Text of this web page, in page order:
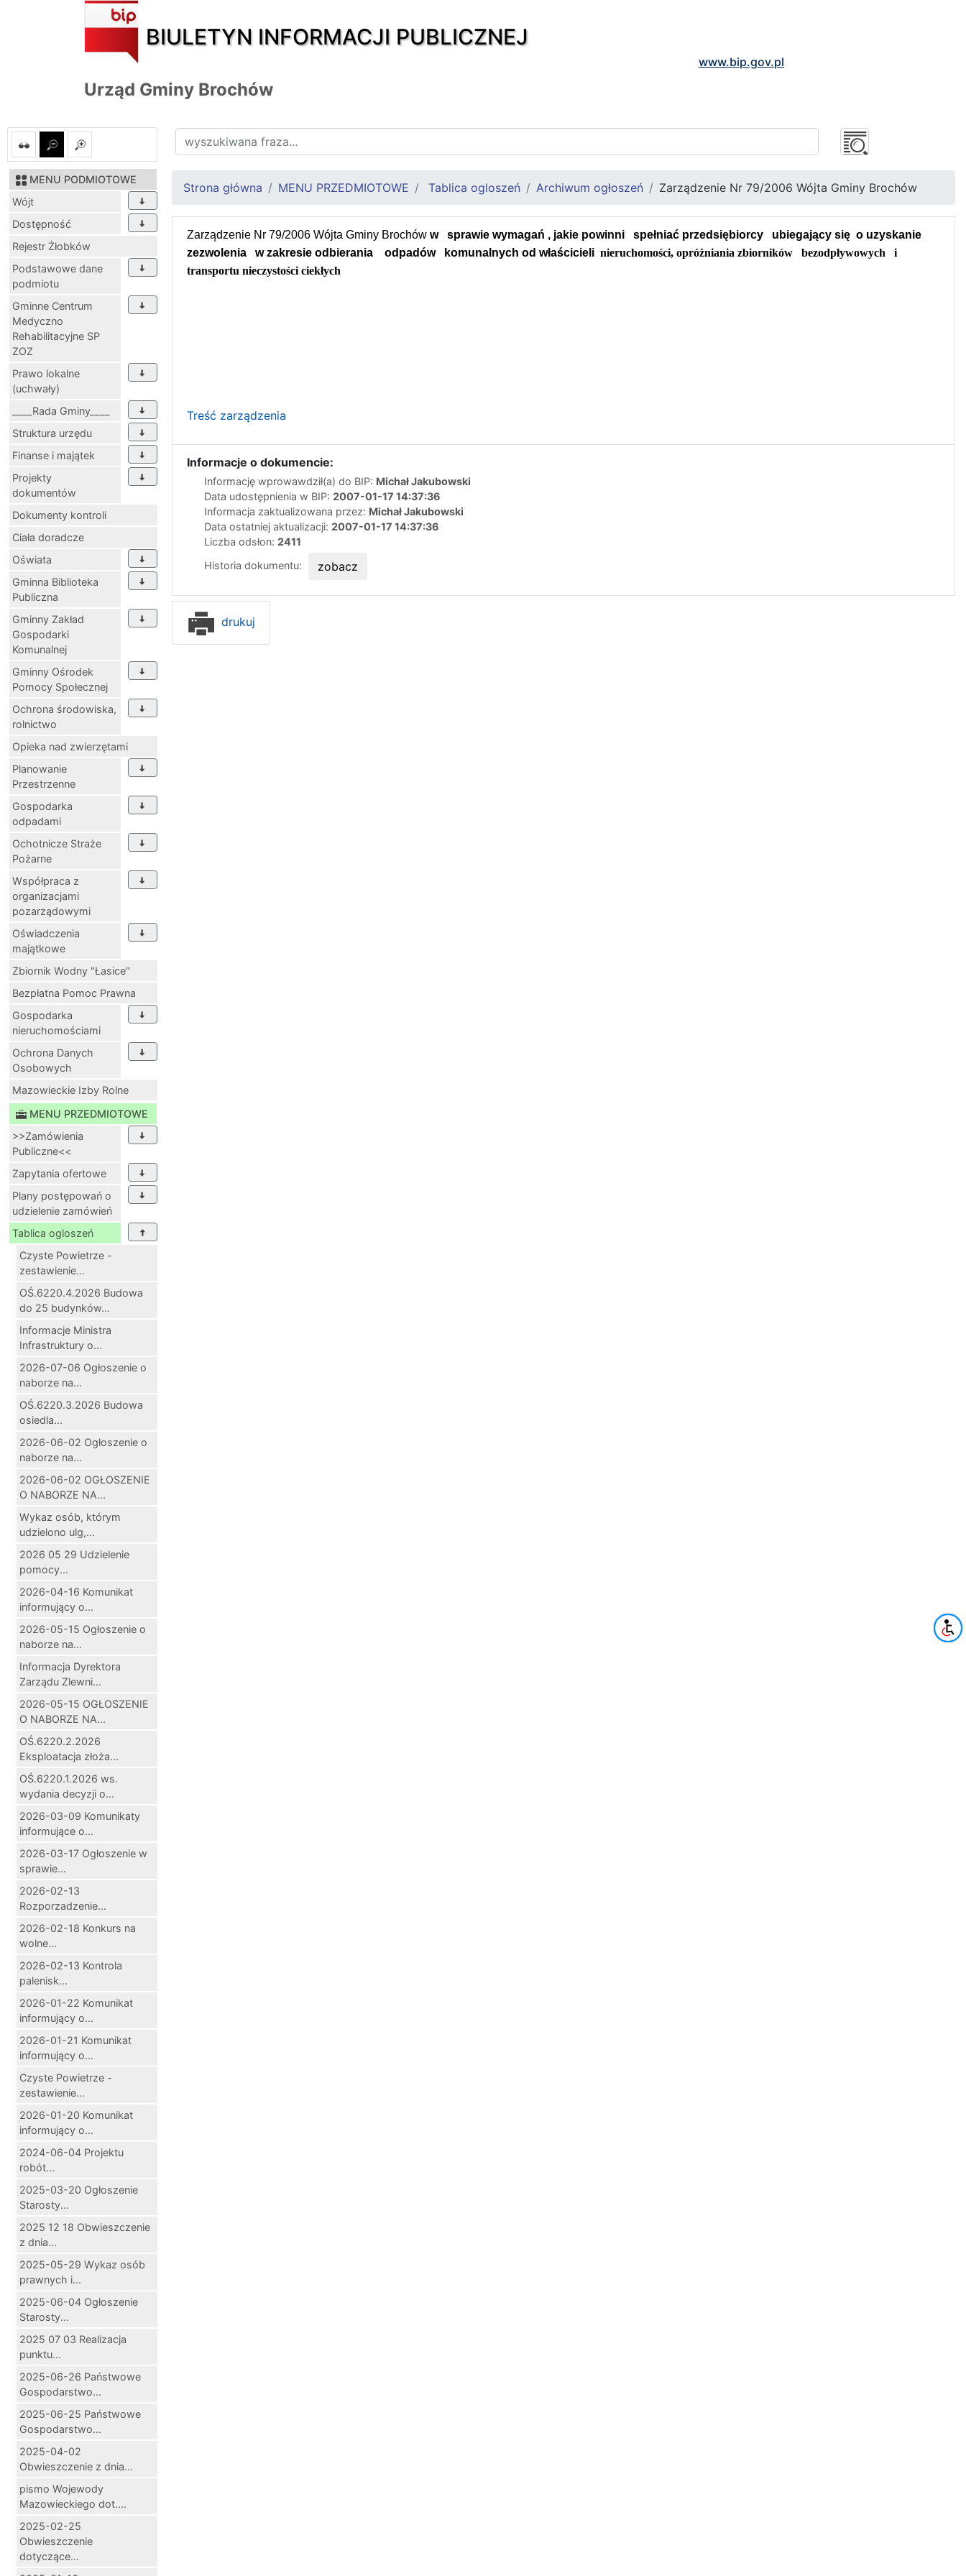
BIULETYN INFORMACJI PUBLICZNEJ
www.bip.gov.pl
Urząd Gminy Brochów
MENU PODMIOTOWE
Wójt
Dostępność
Rejestr Żłobków
Podstawowe dane
podmiotu
Gminne Centrum
Medyczno
Rehabilitacyjne SP
ZOZ
Prawo lokalne
(uchwały)
____Rada Gminy____
Struktura urzędu
Finanse i majątek
Projekty
dokumentów
Dokumenty kontroli
Ciała doradcze
Oświata
Gminna Biblioteka
Publiczna
Gminny Zakład
Gospodarki
Komunalnej
Gminny Ośrodek
Pomocy Społecznej
Ochrona środowiska,
rolnictwo
Opieka nad zwierzętami
Planowanie
Przestrzenne
Gospodarka
odpadami
Ochotnicze Straże
Pożarne
Współpraca z
organizacjami
pozarządowymi
Oświadczenia
majątkowe
Zbiornik Wodny "Łasice"
Bezpłatna Pomoc Prawna
Gospodarka
nieruchomościami
Ochrona Danych
Osobowych
Mazowieckie Izby Rolne
MENU PRZEDMIOTOWE
>>Zamówienia
Publiczne<<
Zapytania ofertowe
Plany postępowań o
udzielenie zamówień
Tablica ogloszeń
Czyste Powietrze -
zestawienie...
OŚ.6220.4.2026 Budowa
do 25 budynków...
Informacje Ministra
Infrastruktury o...
2026-07-06 Ogłoszenie o
naborze na...
OŚ.6220.3.2026 Budowa
osiedla...
2026-06-02 Ogłoszenie o
naborze na...
2026-06-02 OGŁOSZENIE
O NABORZE NA...
Wykaz osób, którym
udzielono ulg,...
2026 05 29 Udzielenie
pomocy...
2026-04-16 Komunikat
informujący o...
2026-05-15 Ogłoszenie o
naborze na...
Informacja Dyrektora
Zarządu Zlewni...
2026-05-15 OGŁOSZENIE
O NABORZE NA...
OŚ.6220.2.2026
Eksploatacja złoża...
OŚ.6220.1.2026 ws.
wydania decyzji o...
2026-03-09 Komunikaty
informujące o...
2026-03-17 Ogłoszenie w
sprawie...
2026-02-13
Rozporzadzenie...
2026-02-18 Konkurs na
wolne...
2026-02-13 Kontrola
palenisk...
2026-01-22 Komunikat
informujący o...
2026-01-21 Komunikat
informujący o...
Czyste Powietrze -
zestawienie...
2026-01-20 Komunikat
informujący o...
2024-06-04 Projektu
robót...
2025-03-20 Ogłoszenie
Starosty...
2025 12 18 Obwieszczenie
z dnia...
2025-05-29 Wykaz osób
prawnych i...
2025-06-04 Ogłoszenie
Starosty...
2025 07 03 Realizacja
punktu...
2025-06-26 Państwowe
Gospodarstwo...
2025-06-25 Państwowe
Gospodarstwo...
2025-04-02
Obwieszczenie z dnia...
pismo Wojewody
Mazowieckiego dot....
2025-02-25
Obwieszczenie
dotyczące...
Strona główna MENU PRZEDMIOTOWE Tablica ogloszeń Archiwum ogłoszeń Zarządzenie Nr 79/2006 Wójta Gminy Brochów
Zarządzenie Nr 79/2006 Wójta Gminy Brochów w sprawie wymagań , jakie powinni spełniać przedsiębiorcy ubiegający się o uzyskanie
zezwolenia
w zakresie odbierania odpadów komunalnych od właścicieli nieruchomości, opróżniania zbiorników bezodpływowych
i
transportu nieczystości ciekłych
Treść zarządzenia
Informacje o dokumencie:
Informację wprowawdził(a) do BIP: Michał Jakubowski
Data udostępnienia w BIP: 2007-01-17 14:37:36
Informacja zaktualizowana przez: Michał Jakubowski
Data ostatniej aktualizacji: 2007-01-17 14:37:36
Liczba odsłon: 2411
Historia dokumentu:
zobacz
drukuj